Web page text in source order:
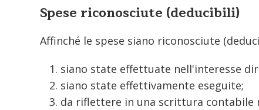
Spese riconosciute (deducibili)
Affinché le spese siano riconosciute
siano state effettuate nell'interesse
siano state effettivamente eseguite;
da riflettere in una scrittura contabile